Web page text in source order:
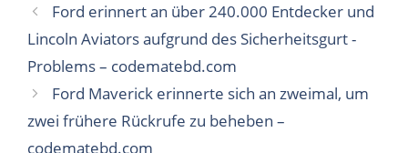
Ford erinnert an über 240.000 Entdecker und
Lincoln Aviators aufgrund des Sicherheitsgurt -
Problems – codematebd.com
Ford Maverick erinnerte sich an zweimal, um
zwei frühere Rückrufe zu beheben –
codematebd.com